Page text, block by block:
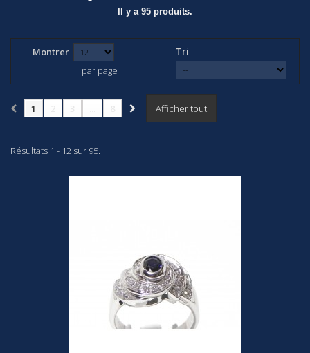
Il y a 95 produits.
Tri
Montrer
par page
Afficher tout
1
Résultats 1 - 12 sur 95.